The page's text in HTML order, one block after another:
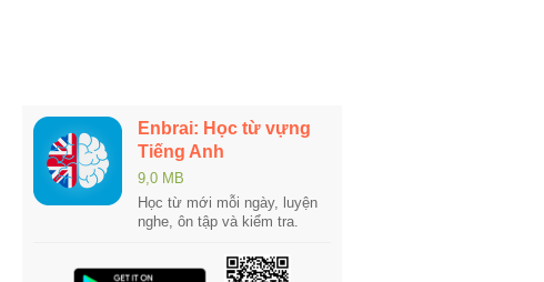
Enbrai: Học từ vựng
Tiếng Anh
9,0 MB
Học từ mới mỗi ngày, luyện
nghe, ôn tập và kiểm tra.